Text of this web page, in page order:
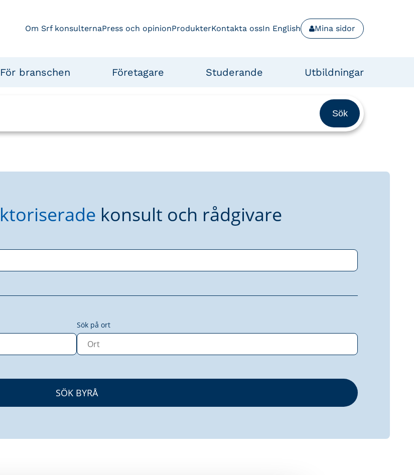
Om Srf konsulternaPress och opinionProdukterKontakta ossIn English Mina sidor
För branschen Företagare Studerande Utbildningar
konsult och rådgivare
Sök på ort